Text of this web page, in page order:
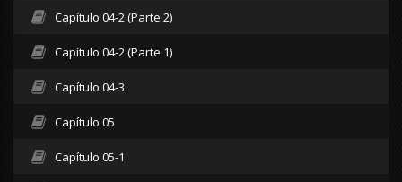
Capítulo 04-2 (Parte 2)
Capítulo 04-2 (Parte 1)
Capítulo 04-3
Capítulo 05
Capítulo 05-1